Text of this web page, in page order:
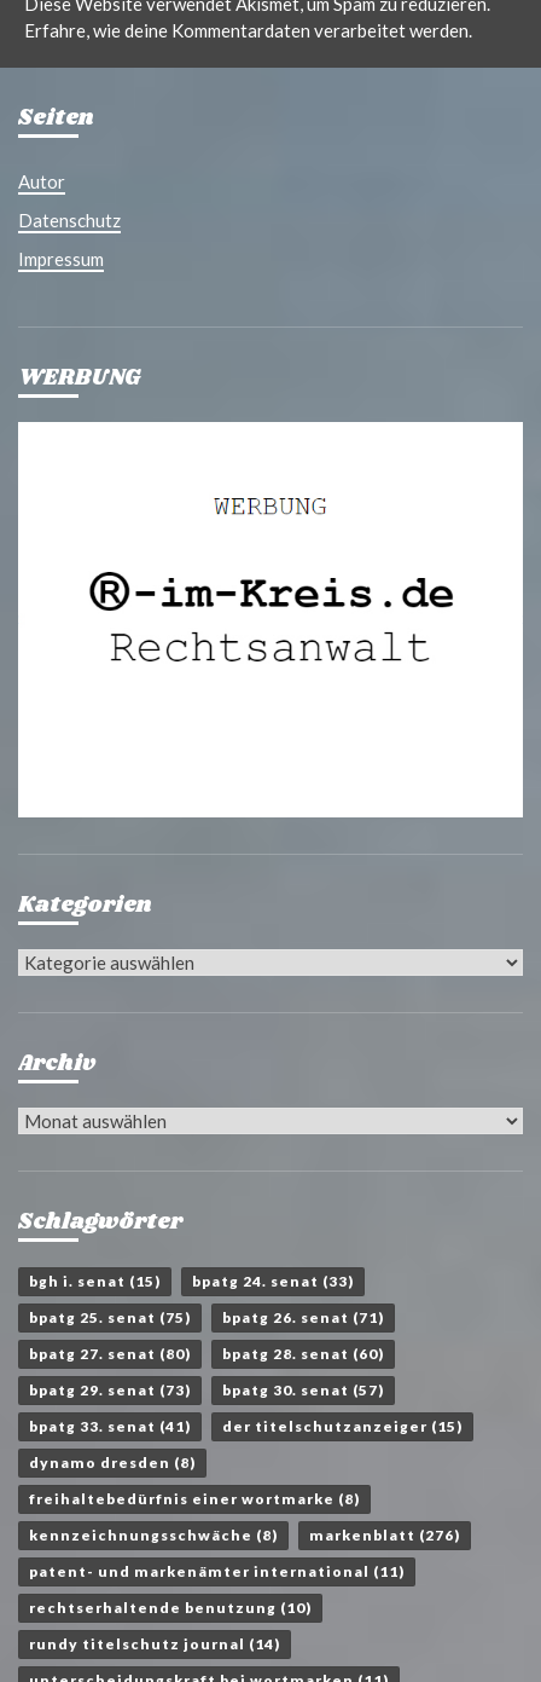
Erfahre, wie deine Kommentardaten verarbeitet werden.
Seiten
Autor
Datenschutz
Impressum
WERBUNG
Kategorien
Kategorien
Archiv
Archiv
Schlagwörter
bgh i. senat (15) bpatg 24. senat (33)
bpatg 25. senat (75) bpatg 26. senat (71)
bpatg 27. senat (80) bpatg 28. senat (60)
bpatg 29. senat (73) bpatg 30. senat (57)
bpatg 33. senat (41) der titelschutzanzeiger (15)
dynamo dresden (8)
freihaltebedürfnis einer wortmarke (8)
kennzeichnungsschwäche (8) markenblatt (276)
patent- und markenämter international (11)
rechtserhaltende benutzung (10)
rundy titelschutz journal (14)